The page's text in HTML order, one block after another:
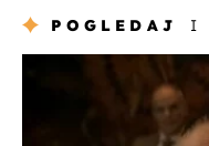
POGLEDAJ I